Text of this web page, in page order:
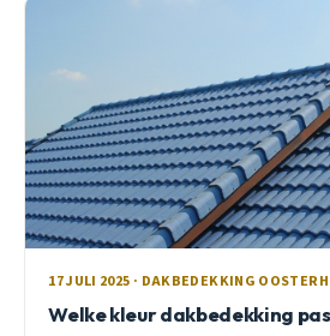
17 JULI 2025 · DAKBEDEKKING
Welke kleur dakbedekking